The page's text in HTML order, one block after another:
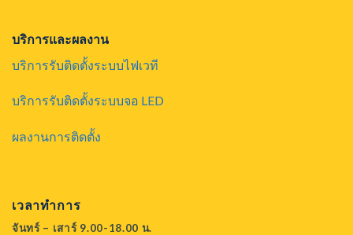
บริการและผลงาน
บริการรับติดตั้งระบบไฟเวที
บริการรับติดตั้งระบบจอ LED
ผลงานการติดตั้ง
เวลาทำการ
จันทร์ – เสาร์ 9.00-18.00 น.